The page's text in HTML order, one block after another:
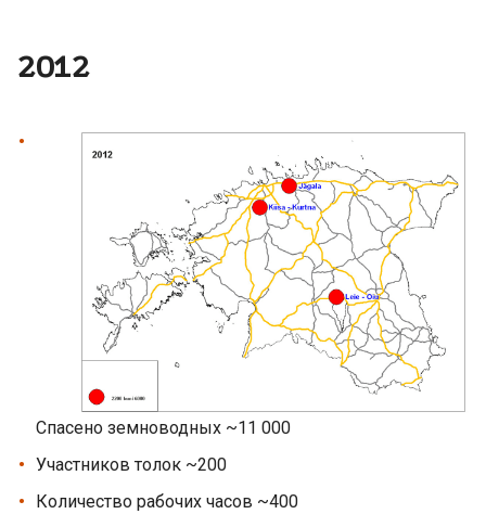
2012
Спасено земноводных ~11 000
Участников толок ~200
Количество рабочих часов ~400